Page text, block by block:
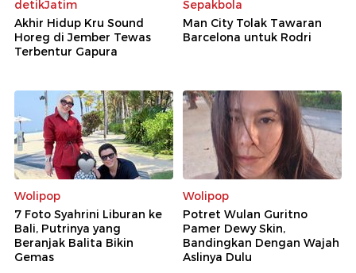
detikJatim
Akhir Hidup Kru Sound
Horeg di Jember Tewas
Terbentur Gapura
Sepakbola
Man City Tolak Tawaran
Barcelona untuk Rodri
Wolipop
7 Foto Syahrini Liburan ke
Bali, Putrinya yang
Beranjak Balita Bikin
Gemas
Wolipop
Potret Wulan Guritno
Pamer Dewy Skin,
Bandingkan Dengan Wajah
Aslinya Dulu